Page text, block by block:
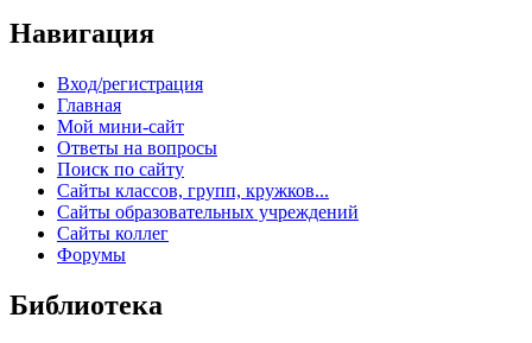
Навигация
Вход/регистрация
Главная
Мой мини-сайт
Ответы на вопросы
Поиск по сайту
Сайты классов, групп, кружков...
Сайты образовательных учреждений
Сайты коллег
Форумы
Библиотека